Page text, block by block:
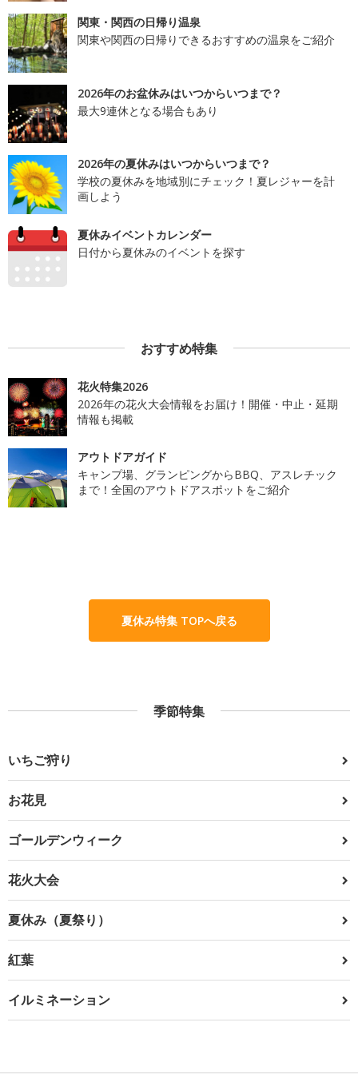
関東・関西の日帰り温泉
関東や関西の日帰りできるおすすめの温泉をご紹介
2026年のお盆休みはいつからいつまで？
最大9連休となる場合もあり
2026年の夏休みはいつからいつまで？
学校の夏休みを地域別にチェック！夏レジャーを計
画しよう
夏休みイベントカレンダー
日付から夏休みのイベントを探す
おすすめ特集
花火特集2026
2026年の花火大会情報をお届け！開催・中止・延期
情報も掲載
アウトドアガイド
キャンプ場、グランピングからBBQ、アスレチック
まで！全国のアウトドアスポットをご紹介
夏休み特集 TOPへ戻る
季節特集
いちご狩り
お花見
ゴールデンウィーク
花火大会
夏休み（夏祭り）
紅葉
イルミネーション